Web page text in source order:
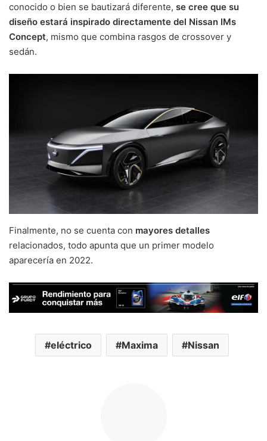
conocido o bien se bautizará diferente, se cree que su
diseño estará inspirado directamente del Nissan IMs
Concept, mismo que combina rasgos de crossover y
sedán.
Finalmente, no se cuenta con mayores detalles
relacionados, todo apunta que un primer modelo
aparecería en 2022.
eléctrico Maxima Nissan